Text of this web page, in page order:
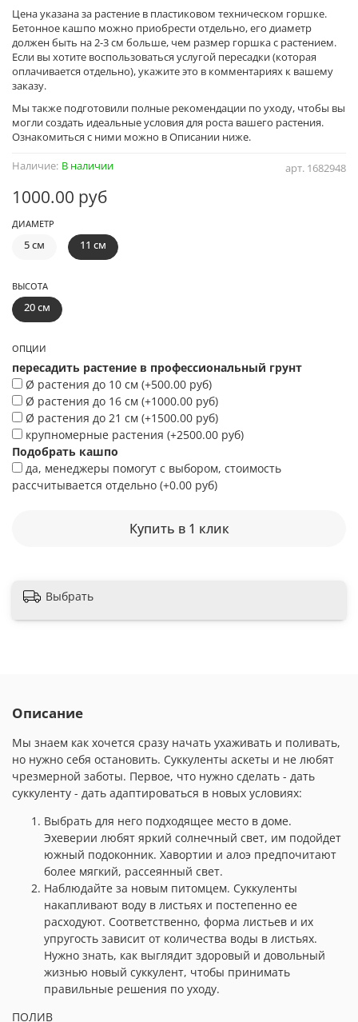
арт. 1682948
Наличие: В наличии
1000.00 руб
Купить в 1 клик
ДИАМЕТР
5 см 11 см
ВЫСОТА
20 см
ОПЦИИ
пересадить растение в профессиональный грунт
Ø растения до 10 см (+500.00 руб)
Ø растения до 16 см (+1000.00 руб)
Ø растения до 21 см (+1500.00 руб)
крупномерные растения (+2500.00 руб)
Подобрать кашпо
да, менеджеры помогут с выбором, стоимость
рассчитывается отдельно (+0.00 руб)
Цена указана за растение в пластиковом техническом горшке.
Бетонное кашпо можно приобрести отдельно, его диаметр
должен быть на 2-3 см больше, чем размер горшка с растением.
Если вы хотите воспользоваться услугой пересадки (которая
оплачивается отдельно), укажите это в комментариях к вашему
заказу.
Мы также подготовили полные рекомендации по уходу, чтобы вы
могли создать идеальные условия для роста вашего растения.
Ознакомиться с ними можно в Описании ниже.
Выбрать
Описание
Мы знаем как хочется сразу начать ухаживать и поливать,
но нужно себя остановить. Суккуленты аскеты и не любят
чрезмерной заботы. Первое, что нужно сделать - дать
суккуленту - дать адаптироваться в новых условиях:
Выбрать для него подходящее место в доме.
Эхеверии любят яркий солнечный свет, им подойдет
южный подоконник. Хавортии и алоэ предпочитают
более мягкий, рассеянный свет.
Наблюдайте за новым питомцем. Суккуленты
накапливают воду в листьях и постепенно ее
расходуют. Соответственно, форма листьев и их
упругость зависит от количества воды в листьях.
Нужно знать, как выглядит здоровый и довольный
жизнью новый суккулент, чтобы принимать
правильные решения по уходу.
ПОЛИВ